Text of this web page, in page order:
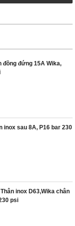
đứng 15A Wika,
inox sau 8A, P16 bar 230
inox D63,Wika chân
psi